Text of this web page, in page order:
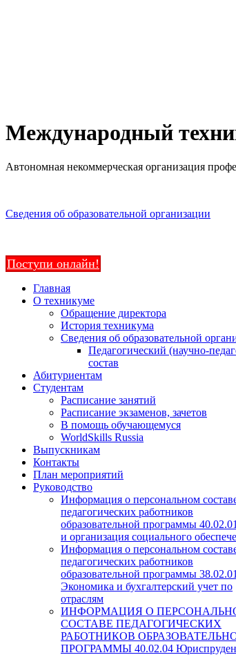
Международный
Автономная некоммерческая организация
Сведения об образовательной организации
Поступи онлайн!
Главная
О техникуме
Обращение директора
История техникума
Сведения об образовательной
Педагогический (научно-
состав
Абитуриентам
Студентам
Расписание занятий
Расписание экзаменов, зачетов
В помощь обучающемуся
WorldSkills Russia
Выпускникам
Контакты
План мероприятий
Руководство
Информация о персональном
педагогических работников
образовательной программы
и организация социального
Информация о персональном
педагогических работников
образовательной программы 38.02.01
Экономика и бухгалтерский учет по
отраслям
ИНФОРМАЦИЯ О
СОСТАВЕ ПЕДАГОГИЧЕСКИХ
РАБОТНИКОВ
ПРОГРАММЫ 40.02.04